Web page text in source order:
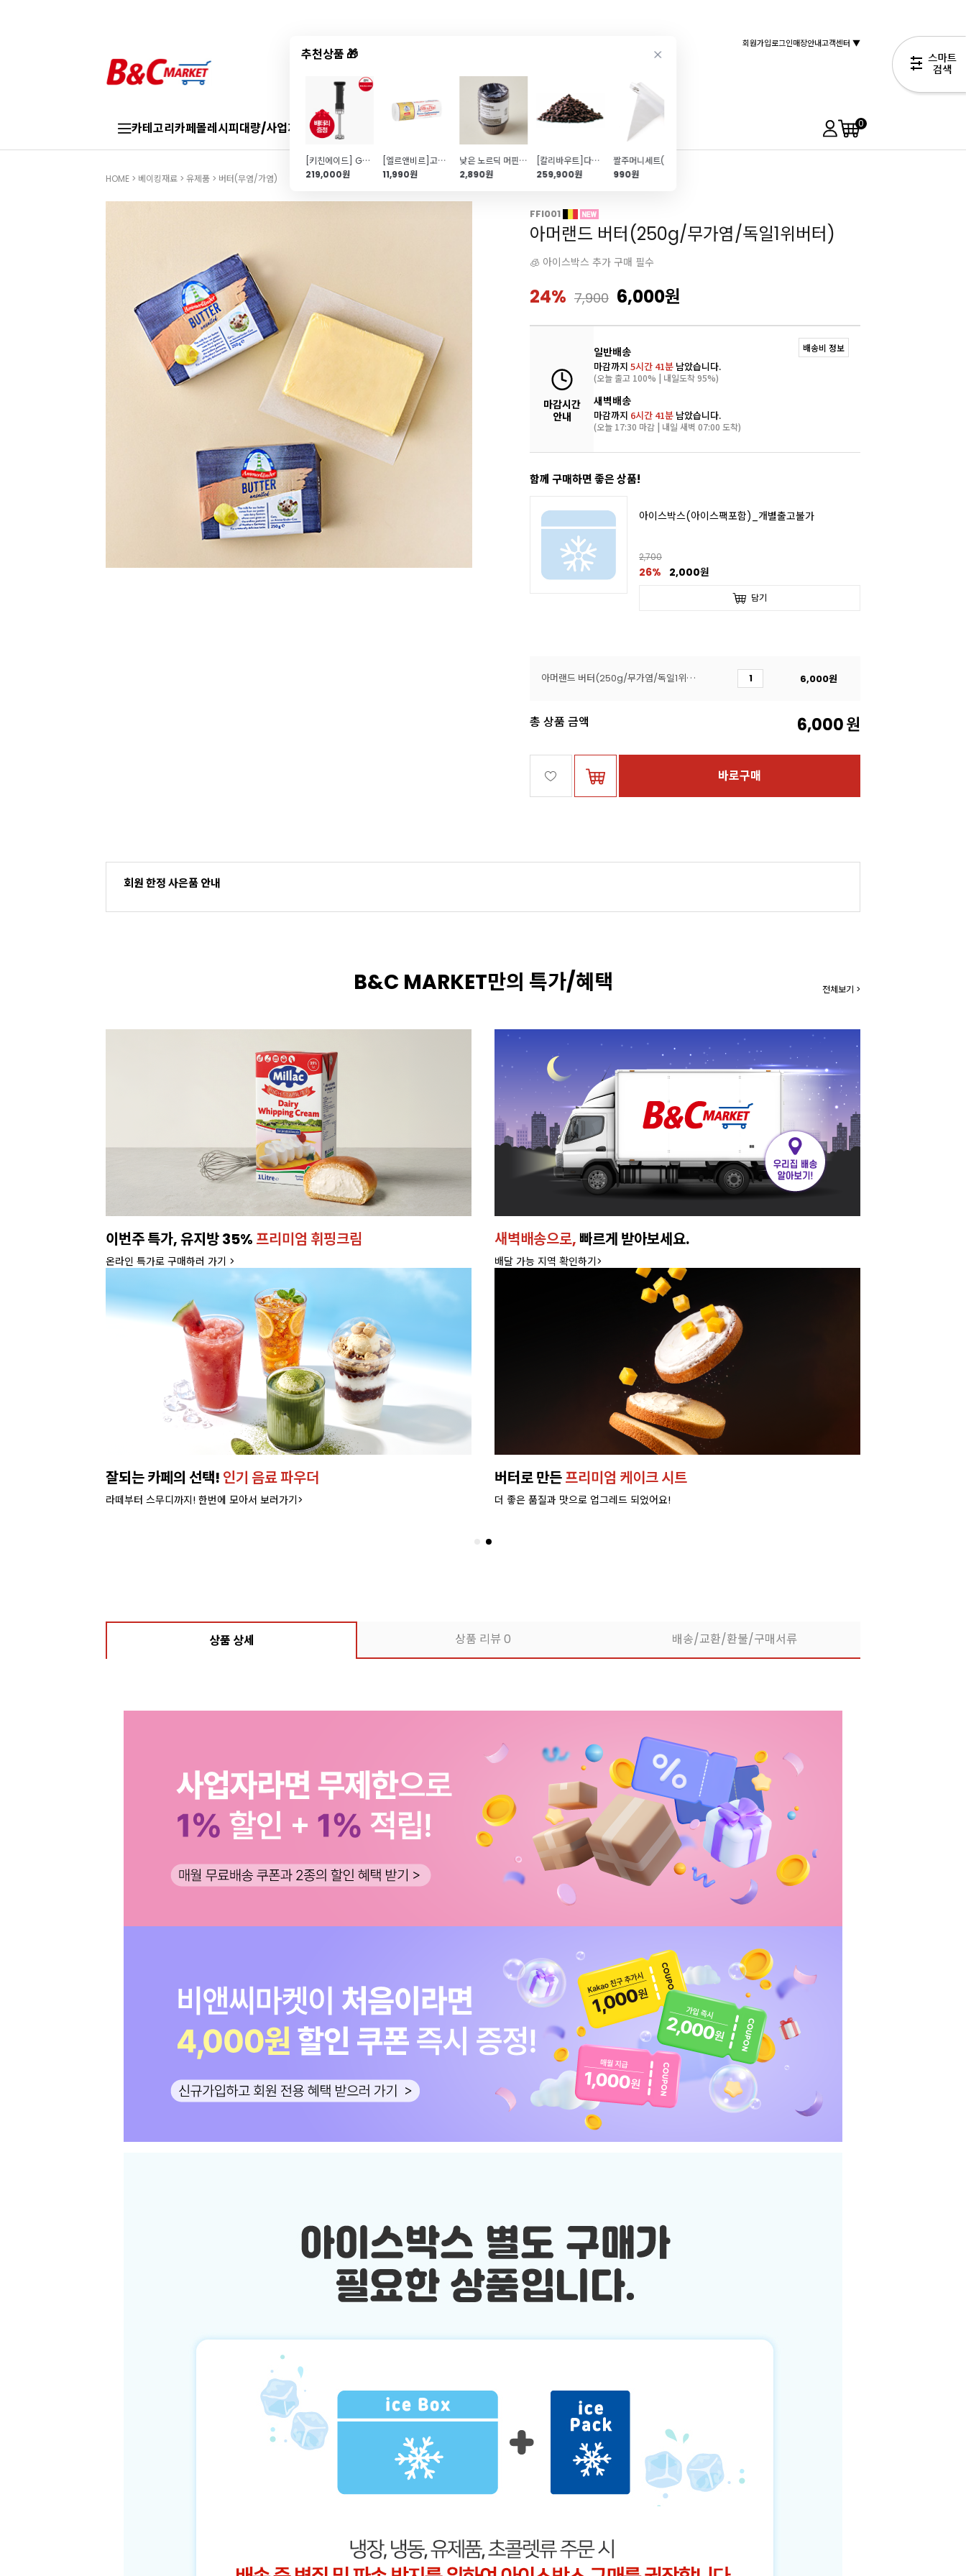
추천상품 🎁
[키친에이드] GO 핸드 블렌더(무선\/핸드 블렌더\/5KHBRV00ABM)
219,000원
[엘르앤비르]고메버터(500g)
11,990원
낮은 노르딕 머핀컵 초코(55mm\/초코\/200매\/유산지컵)
2,890원
[칼리바우트]다크 청크 (10kg\/벌크)
259,900원
990원
회원가입로그인매장안내고객센터 ▼
카테고리카페몰레시피대량/사업자 브랜드샵 0
HOME > 베이킹재료 > 유제품 > 버터(무염/가염)
FFI001
아머랜드 버터(250g/무가염/독일1위버터)
🧊 아이스박스 추가 구매 필수
24% 7,900 6,000원
마감시간
안내
일반배송
마감까지 5시간 41분 남았습니다.
(오늘 출고 100% | 내일도착 95%)
새벽배송
마감까지 6시간 41분 남았습니다.
(오늘 17:30 마감 | 내일 새벽 07:00 도착)
배송비 정보
함께 구매하면 좋은 상품!
아이스박스(아이스팩포함)_개별출고불가
2,700
26% 2,000원
담기
아머랜드 버터(250g/무가염/독일1위버터) 6,000원
총 상품 금액 6,000원
바로구매
회원 한정 사은품 안내
B&C MARKET만의 특가/혜택 전체보기 >
이번주 특가, 유지방 35% 프리미엄 휘핑크림
온라인 특가로 구매하러 가기 >
새벽배송으로, 빠르게 받아보세요.
배달 가능 지역 확인하기>
잘되는 카페의 선택! 인기 음료 파우더
라떼부터 스무디까지! 한번에 모아서 보러가기>
버터로 만든프리미엄 케이크 시트
더 좋은 품질과 맛으로 업그레드 되었어요!
상품 상세 상품 리뷰0 배송/교환/환불/구매서류